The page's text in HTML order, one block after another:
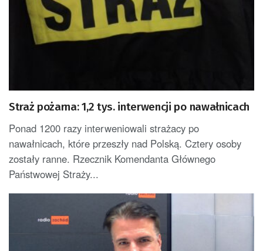
Straż pożarna: 1,2 tys. interwencji po nawałnicach
Ponad 1200 razy interweniowali strażacy po
nawałnicach, które przeszły nad Polską. Cztery osoby
zostały ranne. Rzecznik Komendanta Głównego
Państwowej Straży...